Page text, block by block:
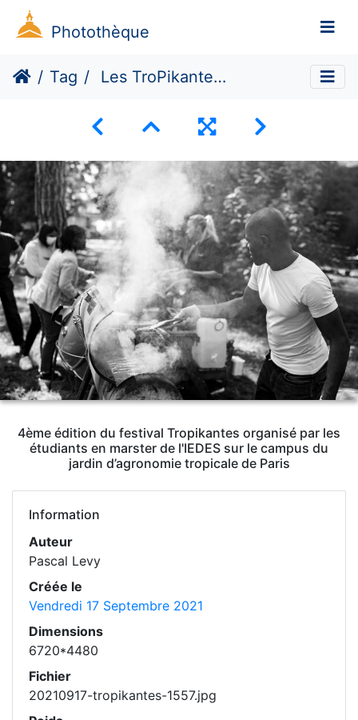
Photothèque
Tag Les TroPikantes #4 (Dé)construire demain
4ème édition du festival Tropikantes organisé par les
étudiants en marster de l'IEDES sur le campus du
jardin d’agronomie tropicale de Paris
Information
Auteur
Pascal Levy
Créée le
Vendredi 17 Septembre 2021
Dimensions
6720*4480
Fichier
20210917-tropikantes-1557.jpg